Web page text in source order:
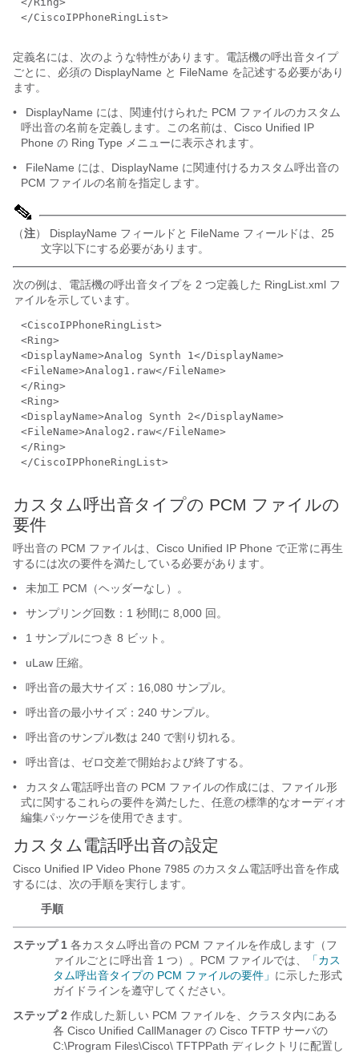
</CiscoIPPhoneRingList>
定義名には、次のような特性があります。電話機の呼出音タイプ
ごとに、必須の DisplayName と FileName を記述する必要があり
ます。
•
DisplayName には、関連付けられた PCM ファイルのカスタム
呼出音の名前を定義します。この名前は、Cisco Unified IP
Phone の Ring Type メニューに表示されます。
•
FileName には、DisplayName に関連付けるカスタム呼出音の
PCM ファイルの名前を指定します。
（注） DisplayName フィールドと FileName フィールドは、25
文字以下にする必要があります。
次の例は、電話機の呼出音タイプを 2 つ定義した RingList.xml フ
ァイルを示しています。
<CiscoIPPhoneRingList>
<Ring>
<DisplayName>Analog Synth 1</DisplayName>
<FileName>Analog1.raw</FileName>
</Ring>
<Ring>
<DisplayName>Analog Synth 2</DisplayName>
<FileName>Analog2.raw</FileName>
</Ring>
</CiscoIPPhoneRingList>
カスタム呼出音タイプの PCM ファイルの
要件
呼出音の PCM ファイルは、Cisco Unified IP Phone で正常に再生
するには次の要件を満たしている必要があります。
•
未加工 PCM（ヘッダーなし）。
•
サンプリング回数：1 秒間に 8,000 回。
•
1 サンプルにつき 8 ビット。
•
uLaw 圧縮。
•
呼出音の最大サイズ：16,080 サンプル。
•
呼出音の最小サイズ：240 サンプル。
•
呼出音のサンプル数は 240 で割り切れる。
•
呼出音は、ゼロ交差で開始および終了する。
•
カスタム電話呼出音の PCM ファイルの作成には、ファイル形
式に関するこれらの要件を満たした、任意の標準的なオーディオ
編集パッケージを使用できます。
カスタム電話呼出音の設定
Cisco Unified IP Video Phone 7985 のカスタム電話呼出音を作成
するには、次の手順を実行します。
手順
ステップ 1 各カスタム呼出音の PCM ファイルを作成します（フ
ァイルごとに呼出音 1 つ）。PCM ファイルでは、
「カス
タム呼出音タイプの PCM ファイルの要件」 に示した形式
ガイドラインを遵守してください。
ステップ 2 作成した新しい PCM ファイルを、クラスタ内にある
各 Cisco Unified CallManager の Cisco TFTP サーバの
C:\Program Files\Cisco\ TFTPPath ディレクトリに配置し